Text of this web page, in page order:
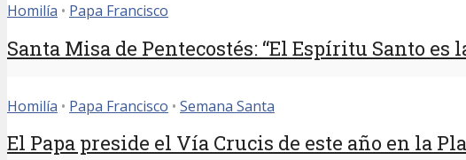
Homilía • Papa Francisco
Santa Misa de Pentecostés: “El Espíritu Santo
Homilía • Papa Francisco • Semana Santa
El Papa preside el Vía Crucis de este año en la